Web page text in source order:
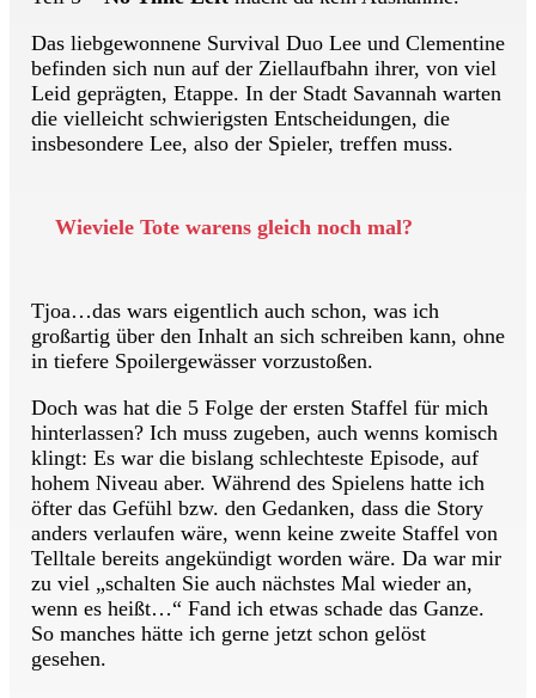
Das liebgewonnene Survival Duo Lee und Clementine
befinden sich nun auf der Ziellaufbahn ihrer, von viel
Leid geprägten, Etappe. In der Stadt Savannah warten
die vielleicht schwierigsten Entscheidungen, die
insbesondere Lee, also der Spieler, treffen muss.
Wieviele Tote warens gleich noch mal?
Tjoa…das wars eigentlich auch schon, was ich
großartig über den Inhalt an sich schreiben kann, ohne
in tiefere Spoilergewässer vorzustoßen.
Doch was hat die 5 Folge der ersten Staffel für mich
hinterlassen? Ich muss zugeben, auch wenns komisch
klingt: Es war die bislang schlechteste Episode, auf
hohem Niveau aber. Während des Spielens hatte ich
öfter das Gefühl bzw. den Gedanken, dass die Story
anders verlaufen wäre, wenn keine zweite Staffel von
Telltale bereits angekündigt worden wäre. Da war mir
zu viel „schalten Sie auch nächstes Mal wieder an,
wenn es heißt…“ Fand ich etwas schade das Ganze.
So manches hätte ich gerne jetzt schon gelöst
gesehen.